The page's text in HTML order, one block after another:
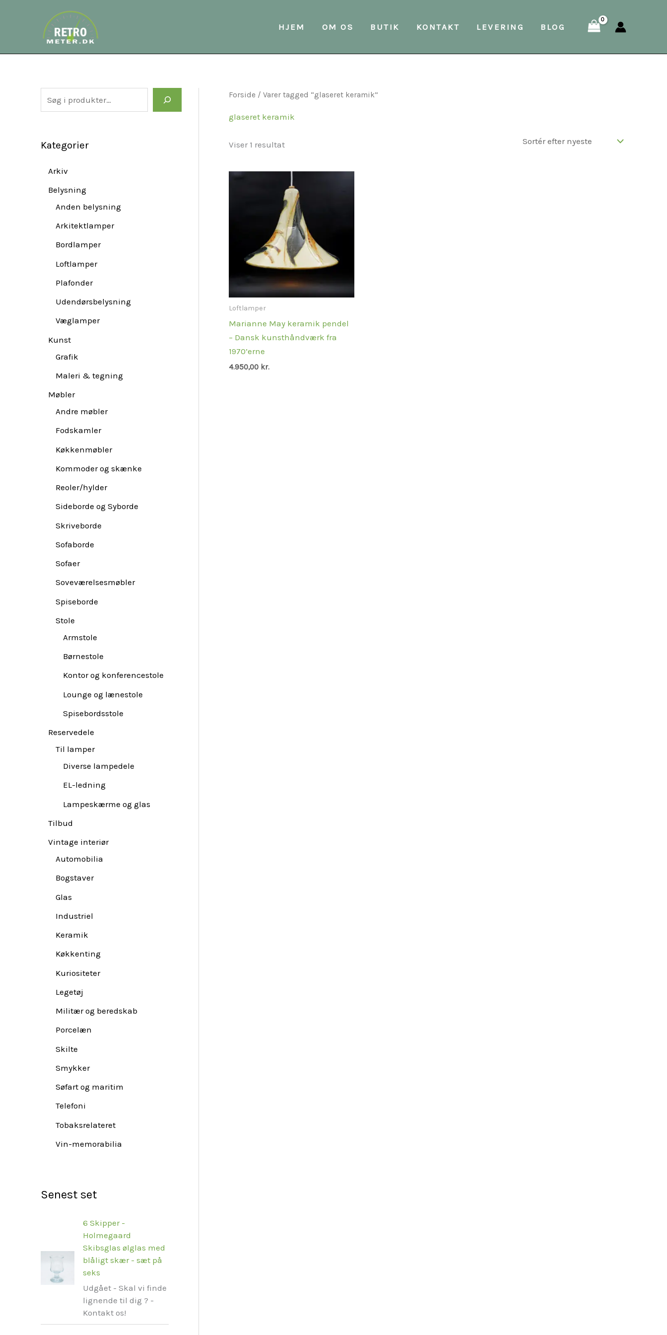
HJEM OM OS BUTIK KONTAKT LEVERING BLOG
a
Kategorier
Arkiv
Belysning
Anden belysning
Arkitektlamper
Bordlamper
Loftlamper
Plafonder
Udendørsbelysning
Væglamper
Kunst
Grafik
Maleri & tegning
Møbler
Andre møbler
Fodskamler
Køkkenmøbler
Kommoder og skænke
Reoler/hylder
Sideborde og Syborde
Skriveborde
Sofaborde
Sofaer
Soveværelsesmøbler
Spiseborde
Stole
Armstole
Børnestole
Kontor og konferencestole
Lounge og lænestole
Spisebordsstole
Reservedele
Til lamper
Diverse lampedele
EL-ledning
Lampeskærme og glas
Tilbud
Vintage interiør
Automobilia
Bogstaver
Glas
Industriel
Keramik
Køkkenting
Kuriositeter
Legetøj
Militær og beredskab
Porcelæn
Skilte
Smykker
Søfart og maritim
Telefoni
Tobaksrelateret
Vin-memorabilia
Senest set
6 Skipper -
Holmegaard
Skibsglas ølglas med
blåligt skær - sæt på
seks
Udgået - Skal vi finde
lignende til dig ? -
Kontakt os!
Forside / Varer tagged “glaseret keramik”
glaseret keramik
Viser 1 resultat
Loftlamper
Marianne May keramik pendel
– Dansk kunsthåndværk fra
1970’erne
4.950,00 kr.